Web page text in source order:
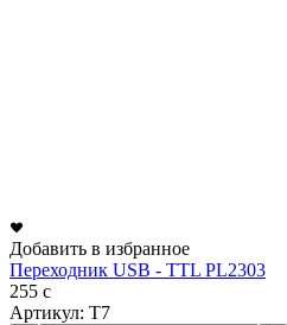
Добавить в избранное
Переходник USB - TTL PL2303
255 c
Артикул: T7